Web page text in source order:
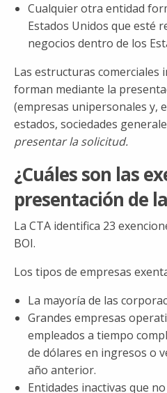
Cualquier otra entidad
Estados Unidos que esté
negocios dentro de los
Las estructuras comerciales
forman mediante la
(empresas unipersonales y,
estados, sociedades
presentar la solicitud.
¿Cuáles son las
presentación de
La CTA identifica 23
BOI.
Los tipos de empresas
La mayoría de las
Grandes empresas
empleados a tiempo
de dólares en ingresos o
año anterior.
Entidades inactivas que